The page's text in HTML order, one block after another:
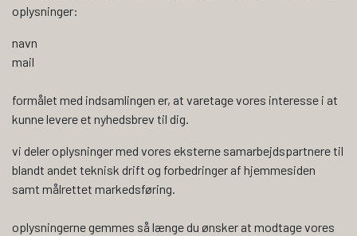
oplysninger:
navn
mail
formålet med indsamlingen er, at varetage vores interesse i at
kunne levere et nyhedsbrev til dig.
vi deler oplysninger med vores eksterne samarbejdspartnere til
blandt andet teknisk drift og forbedringer af hjemmesiden
samt målrettet markedsføring.
oplysningerne gemmes så længe du ønsker at modtage vores